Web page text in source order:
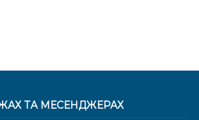
ТА МЕСЕНДЖЕРАХ